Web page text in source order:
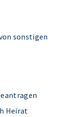
sonstigen
Heirat